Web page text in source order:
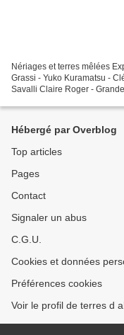
Nériages et terres mêlées
Grassi - Yuko Kuramatsu -
Savalli Claire Roger -
Hébergé par Overblog
Top articles
Pages
Contact
Signaler un abus
C.G.U.
Cookies et données
Préférences cookies
Voir le profil de terres d